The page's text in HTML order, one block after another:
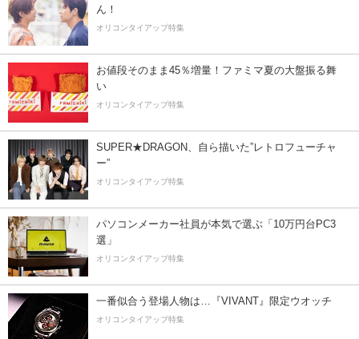
ん！
オリコンタイアップ特集
お値段そのまま45％増量！ファミマ夏の大盤振る舞
い
オリコンタイアップ特集
SUPER★DRAGON、自ら描いた”レトロフューチャ
ー”
オリコンタイアップ特集
パソコンメーカー社員が本気で選ぶ「10万円台PC3
選」
オリコンタイアップ特集
一番似合う登場人物は…『VIVANT』限定ウオッチ
オリコンタイアップ特集